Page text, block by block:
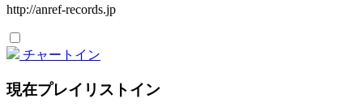
http://anref-records.jp
チャートイン
現在プレイリストイン